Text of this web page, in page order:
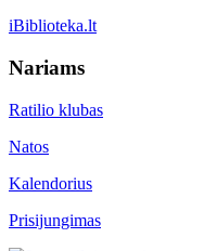
iBiblioteka.lt
Nariams
Ratilio klubas
Natos
Kalendorius
Prisijungimas